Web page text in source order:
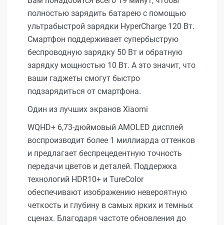
полностью зарядить батарею с помощью
ультрабыстрой зарядки HyperCharge 120 Вт.
Смартфон поддерживает супербыструю
беспроводную зарядку 50 Вт и обратную
зарядку мощностью 10 Вт. А это значит, что
ваши гаджеты смогут быстро
подзарядиться от смартфона.
Один из лучших экранов Xiaomi
WQHD+ 6,73-дюймовый AMOLED дисплей
воспроизводит более 1 миллиарда оттенков
и предлагает беспрецедентную точность
передачи цветов и деталей. Поддержка
технологий HDR10+ и TureColor
обеспечивают изображению невероятную
четкость и глубину в самых ярких и темных
сценах. Благодаря частоте обновления до